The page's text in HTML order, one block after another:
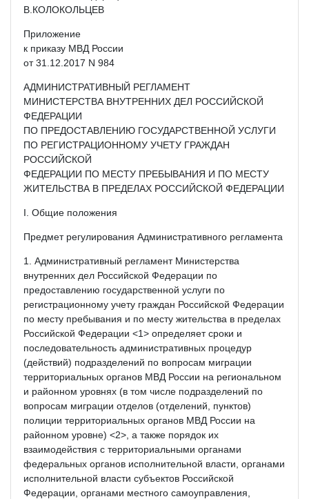
В.КОЛОКОЛЬЦЕВ
Приложение
к приказу МВД России
от 31.12.2017 N 984
АДМИНИСТРАТИВНЫЙ РЕГЛАМЕНТ
МИНИСТЕРСТВА ВНУТРЕННИХ ДЕЛ РОССИЙСКОЙ
ФЕДЕРАЦИИ
ПО ПРЕДОСТАВЛЕНИЮ ГОСУДАРСТВЕННОЙ УСЛУГИ
ПО РЕГИСТРАЦИОННОМУ УЧЕТУ ГРАЖДАН
РОССИЙСКОЙ
ФЕДЕРАЦИИ ПО МЕСТУ ПРЕБЫВАНИЯ И ПО МЕСТУ
ЖИТЕЛЬСТВА В ПРЕДЕЛАХ РОССИЙСКОЙ ФЕДЕРАЦИИ
I. Общие положения
Предмет регулирования Административного регламента
1. Административный регламент Министерства
внутренних дел Российской Федерации по
предоставлению государственной услуги по
регистрационному учету граждан Российской Федерации
по месту пребывания и по месту жительства в пределах
Российской Федерации <1> определяет сроки и
последовательность административных процедур
(действий) подразделений по вопросам миграции
территориальных органов МВД России на региональном
и районном уровнях (в том числе подразделений по
вопросам миграции отделов (отделений, пунктов)
полиции территориальных органов МВД России на
районном уровне) <2>, а также порядок их
взаимодействия с территориальными органами
федеральных органов исполнительной власти, органами
исполнительной власти субъектов Российской
Федерации, органами местного самоуправления,